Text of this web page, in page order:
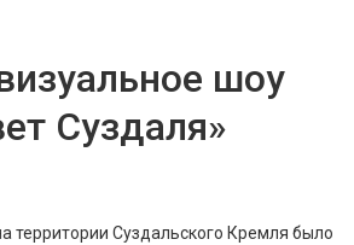
шоу
Суздаля»
территории Суздальского Кремля было